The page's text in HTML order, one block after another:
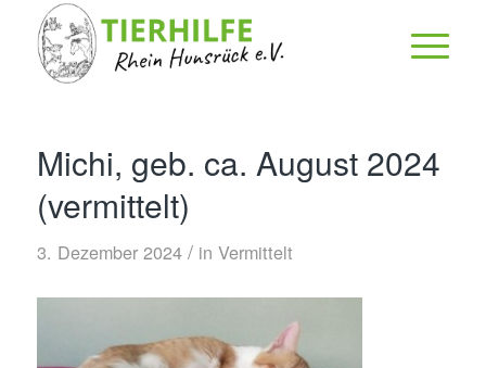
Michi, geb. ca. August 2024
(vermittelt)
3. Dezember 2024 / in Vermittelt